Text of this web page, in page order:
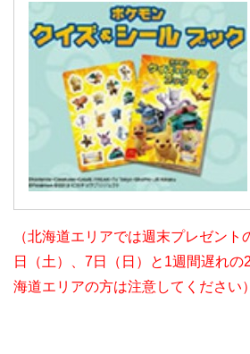
（北海道エリアでは週末プレゼン
日（土）、7日（日）と1週間遅れ
海道エリアの方は注意してください）